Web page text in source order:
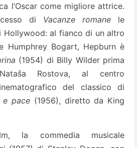
l’Oscar come migliore attrice.
di Vacanze romane le
Hollywood: al fianco di un altro
Humphrey Bogart, Hepburn è
(1954) di Billy Wilder prima
Rostova, al centro
del classico di
e pace (1956), diretto da King
la commedia musicale